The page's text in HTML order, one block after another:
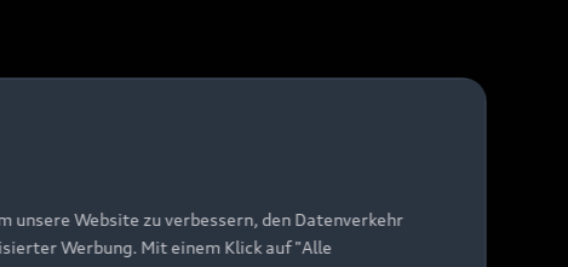
unsere Website zu verbessern, den Datenverkehr
Werbung. Mit einem Klick auf "Alle